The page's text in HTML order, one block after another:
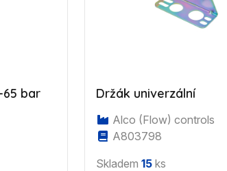
65 bar Držák univerzální
Alco (Flow) controls
A803798
Skladem 15 ks